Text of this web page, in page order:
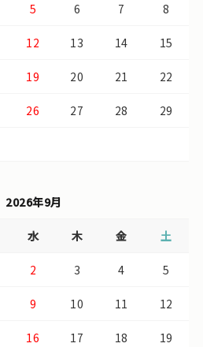
5 6 7 8
12 13 14 15
19 20 21 22
26 27 28 29
2026年9月
水 木 金 土
2 3 4 5
9 10 11 12
16 17 18 19